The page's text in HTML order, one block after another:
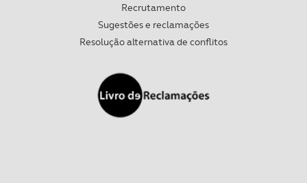
Recrutamento
Sugestões e reclamações
Resolução alternativa de conflitos